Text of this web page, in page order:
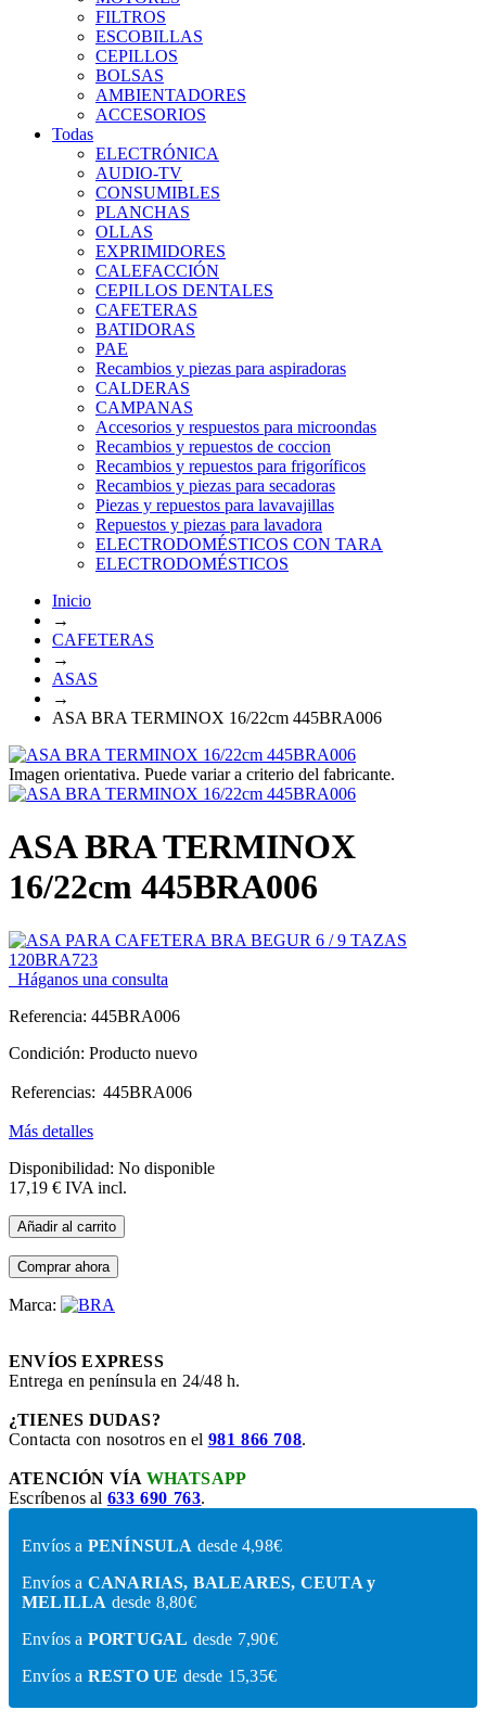
FILTROS
ESCOBILLAS
CEPILLOS
BOLSAS
AMBIENTADORES
ACCESORIOS
Todas
ELECTRÓNICA
AUDIO-TV
CONSUMIBLES
PLANCHAS
OLLAS
EXPRIMIDORES
CALEFACCIÓN
CEPILLOS DENTALES
CAFETERAS
BATIDORAS
PAE
Recambios y piezas para aspiradoras
CALDERAS
CAMPANAS
Accesorios y respuestos para microondas
Recambios y repuestos de coccion
Recambios y repuestos para frigoríficos
Recambios y piezas para secadoras
Piezas y repuestos para lavavajillas
Repuestos y piezas para lavadora
ELECTRODOMÉSTICOS CON TARA
ELECTRODOMÉSTICOS
Inicio
→
CAFETERAS
→
ASAS
→
ASA BRA TERMINOX 16/22cm 445BRA006
Imagen orientativa. Puede variar a criterio del fabricante.
ASA BRA TERMINOX
16/22cm 445BRA006
Háganos una consulta
Referencia: 445BRA006
Condición: Producto nuevo
Referencias: 445BRA006
445BRA006
Más detalles
Disponibilidad: No disponible
17,19 € IVA incl.
Añadir al carrito
Comprar ahora
Marca:
ENVÍOS EXPRESS
Entrega en península en 24/48 h.
¿TIENES DUDAS?
Contacta con nosotros en el 981 866 708.
ATENCIÓN VÍA WHATSAPP
Escríbenos al 633 690 763.
Envíos a PENÍNSULA desde 4,98€
Envíos a CANARIAS, BALEARES, CEUTA y
MELILLA desde 8,80€
Envíos a PORTUGAL desde 7,90€
Envíos a RESTO UE desde 15,35€